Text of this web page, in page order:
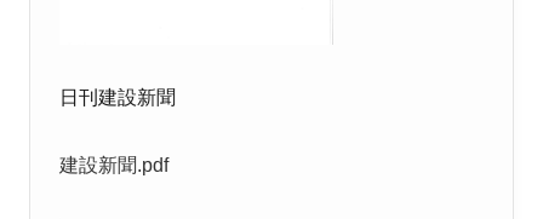
日刊建設新聞
建設新聞.pdf